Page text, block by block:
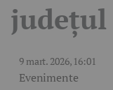
județul
9 mart. 2026, 16:01
Evenimente